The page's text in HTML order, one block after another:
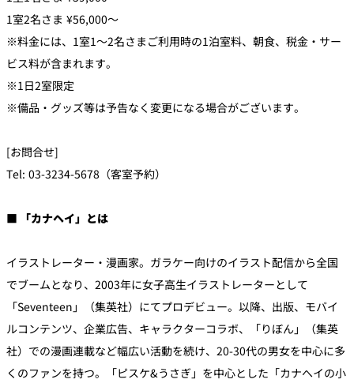
1室2名さま ¥56,000〜
※料金には、1室1～2名さまご利用時の1泊室料、朝食、税金・サー
ビス料が含まれます。
※1日2室限定
※備品・グッズ等は予告なく変更になる場合がございます。
[お問合せ]
Tel: 03-3234-5678（客室予約）
■ 「カナヘイ」とは
イラストレーター・漫画家。ガラケー向けのイラスト配信から全国
でブームとなり、2003年に女子高生イラストレーターとして
「Seventeen」（集英社）にてプロデビュー。以降、出版、モバイ
ルコンテンツ、企業広告、キャラクターコラボ、「りぼん」（集英
社）での漫画連載など幅広い活動を続け、20-30代の男女を中心に多
くのファンを持つ。「ピスケ&うさぎ」を中心とした「カナへイの小